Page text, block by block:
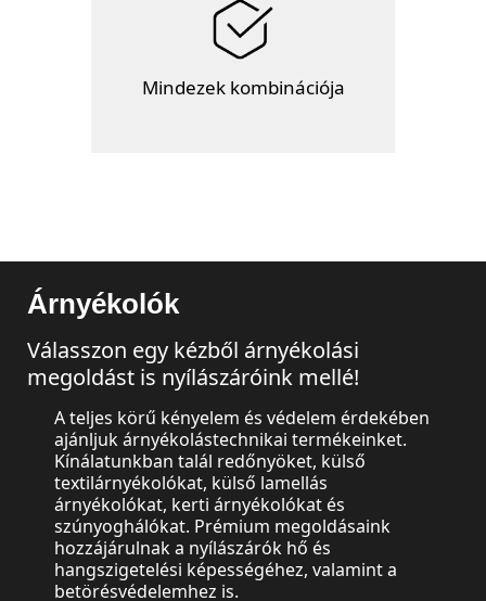
Mindezek kombinációja
Árnyékolók
Válasszon egy kézből árnyékolási
megoldást is nyílászáróink mellé!
A teljes körű kényelem és védelem érdekében
ajánljuk árnyékolástechnikai termékeinket.
Kínálatunkban talál redőnyöket, külső
textilárnyékolókat, külső lamellás
árnyékolókat, kerti árnyékolókat és
szúnyoghálókat. Prémium megoldásaink
hozzájárulnak a nyílászárók hő és
hangszigetelési képességéhez, valamint a
betörésvédelemhez is.
Redőnyök